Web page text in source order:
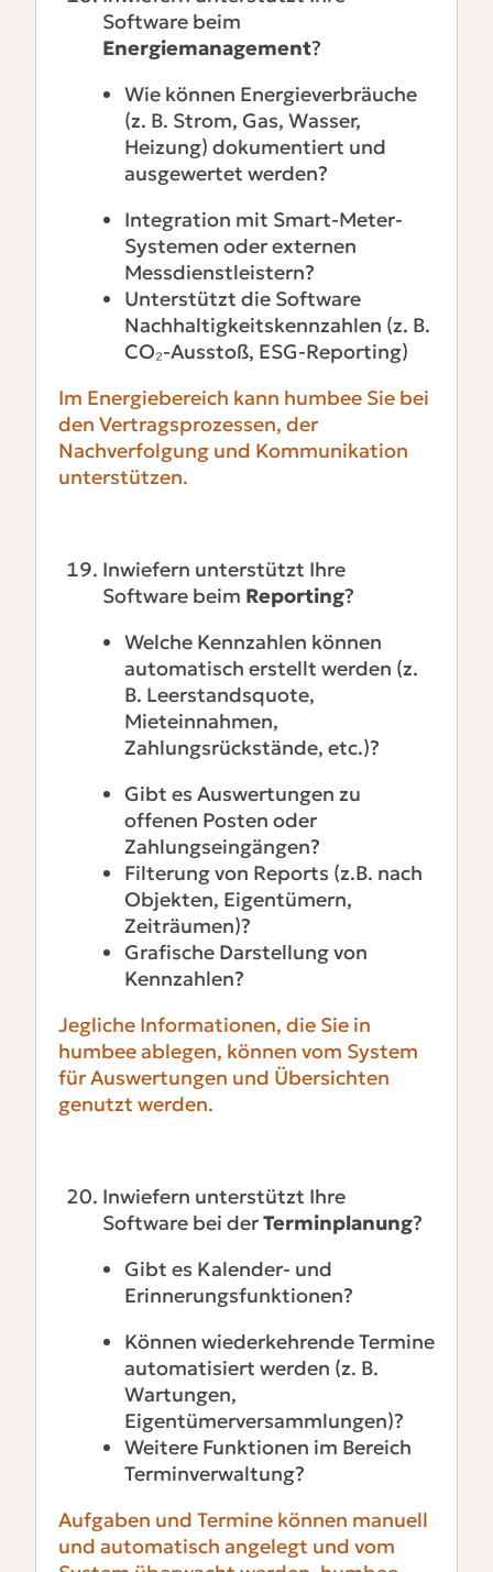
Software beim
Energiemanagement?
Wie können Energieverbräuche
(z. B. Strom, Gas, Wasser,
Heizung) dokumentiert und
ausgewertet werden?
Integration mit Smart-Meter-
Systemen oder externen
Messdienstleistern?
Unterstützt die Software
Nachhaltigkeitskennzahlen (z. B.
CO₂-Ausstoß, ESG-Reporting)
Im Energiebereich kann humbee Sie bei
den Vertragsprozessen, der
Nachverfolgung und Kommunikation
unterstützen.
Inwiefern unterstützt Ihre
Software beim Reporting?
Welche Kennzahlen können
automatisch erstellt werden (z.
B. Leerstandsquote,
Mieteinnahmen,
Zahlungsrückstände, etc.)?
Gibt es Auswertungen zu
offenen Posten oder
Zahlungseingängen?
Filterung von Reports (z.B. nach
Objekten, Eigentümern,
Zeiträumen)?
Grafische Darstellung von
Kennzahlen?
Jegliche Informationen, die Sie in
humbee ablegen, können vom System
für Auswertungen und Übersichten
genutzt werden.
Inwiefern unterstützt Ihre
Software bei derTerminplanung?
Gibt es Kalender- und
Erinnerungsfunktionen?
Können wiederkehrende Termine
automatisiert werden (z. B.
Wartungen,
Eigentümerversammlungen)?
Weitere Funktionen im Bereich
Terminverwaltung?
Aufgaben und Termine können manuell
und automatisch angelegt und vom